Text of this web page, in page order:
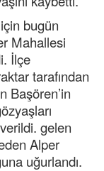
bugün
Mahallesi
İlçe
tarafından
Başören’in
gelen
Alper
uğurlandı.